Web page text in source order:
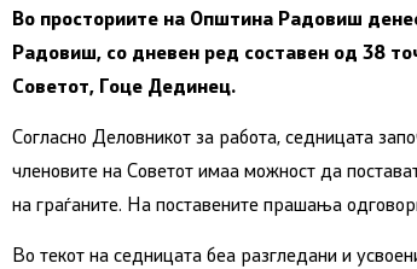
Во просториите на Општина Радовиш
Радовиш, со дневен ред составен од 38
Советот, Гоце Дединец.
Согласно Деловникот за работа, седницата
членовите на Советот имаа можност да
на граѓаните. На поставените прашања
Во текот на седницата беа разгледани и